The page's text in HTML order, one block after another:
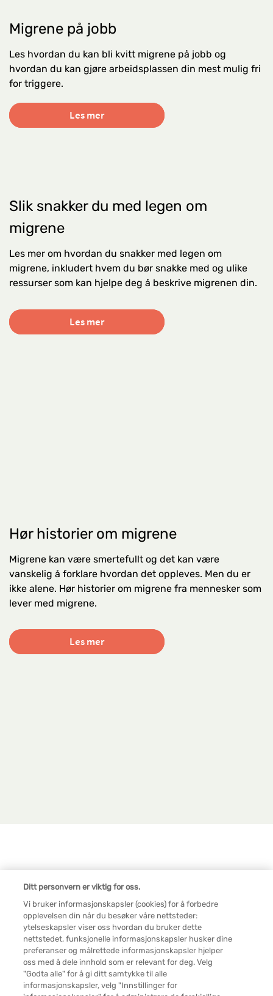
Migrene på jobb
Les hvordan du kan bli kvitt migrene på jobb og
hvordan du kan gjøre arbeidsplassen din mest mulig fri
for triggere.
Les mer
Slik snakker du med legen om
migrene
Les mer om hvordan du snakker med legen om
migrene, inkludert hvem du bør snakke med og ulike
ressurser som kan hjelpe deg å beskrive migrenen din.
Les mer
Hør historier om migrene
Migrene kan være smertefullt og det kan være
vanskelig å forklare hvordan det oppleves. Men du er
ikke alene. Hør historier om migrene fra mennesker som
lever med migrene.
Les mer
Legal NB
Innstillinger for informasjonskapsler
Kontakt oss
Brukervilkår
Personvern
Ditt personvern er viktig for oss.
Vi bruker informasjonskapsler (cookies) for å forbedre
opplevelsen din når du besøker våre nettsteder:
ytelseskapsler viser oss hvordan du bruker dette
nettstedet, funksjonelle informasjonskapsler husker dine
preferanser og målrettede informasjonskapsler hjelper
oss med å dele innhold som er relevant for deg. Velg
"Godta alle" for å gi ditt samtykke til alle
informasjonskapsler, velg "Innstillinger for